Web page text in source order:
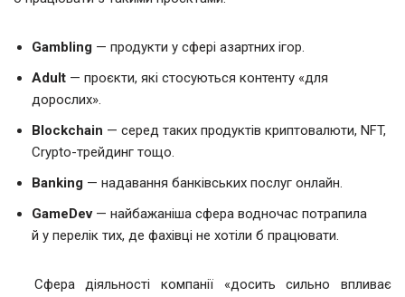
Gambling — продукти у сфері азартних ігор.
Adult — проєкти, які стосуються контенту «для
дорослих».
Blockchain — серед таких продуктів криптовалюти, NFT,
Crypto-трейдинг тощо.
Banking — надавання банківських послуг онлайн.
GameDev— найбажаніша сфера водночас потрапила
й у перелік тих, де фахівці не хотіли б працювати.
Сфера діяльності компанії «досить сильно впливає